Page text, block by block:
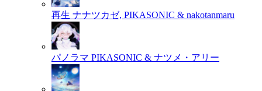
再生 ナナツカゼ, PIKASONIC & nakotanmaru
パノラマ PIKASONIC & ナツメ・アリー